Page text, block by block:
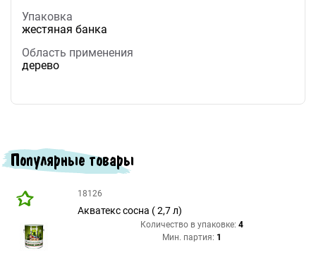
Упаковка
жестяная банка
Область применения
дерево
Популярные товары
18126
Акватекс сосна ( 2,7 л)
Количество в упаковке: 4
Мин. партия: 1